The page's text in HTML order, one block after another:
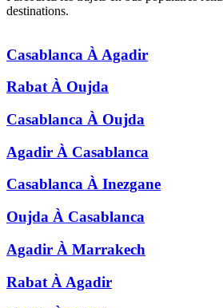
destinations.
Casablanca À Agadir
Rabat À Oujda
Casablanca À Oujda
Agadir À Casablanca
Casablanca À Inezgane
Oujda À Casablanca
Agadir À Marrakech
Rabat À Agadir